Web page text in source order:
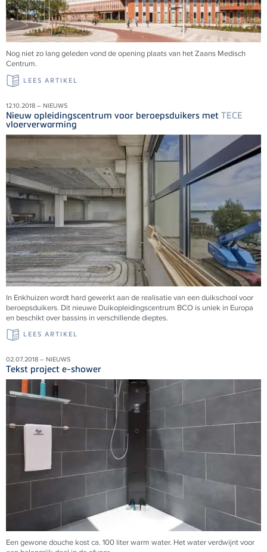
Nog niet zo lang geleden vond de opening plaats van het Zaans Medisch
Centrum.
LEES ARTIKEL
12.10.2018 – NIEUWS
Nieuw opleidingscentrum voor beroepsduikers met TECE
vloerverwarming
In Enkhuizen wordt hard gewerkt aan de realisatie van een duikschool voor
beroepsduikers. Dit nieuwe Duikopleidingscentrum BCO is uniek in Europa
en beschikt over bassins in verschillende dieptes.
LEES ARTIKEL
02.07.2018 – NIEUWS
Tekst project e-shower
Een gewone douche kost ca. 100 liter warm water. Het water verdwijnt voor